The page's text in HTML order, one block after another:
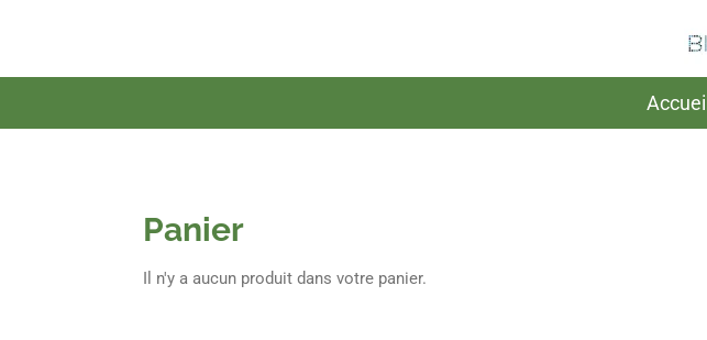
Accueil
Panier
Il n'y a aucun produit dans votre panier.